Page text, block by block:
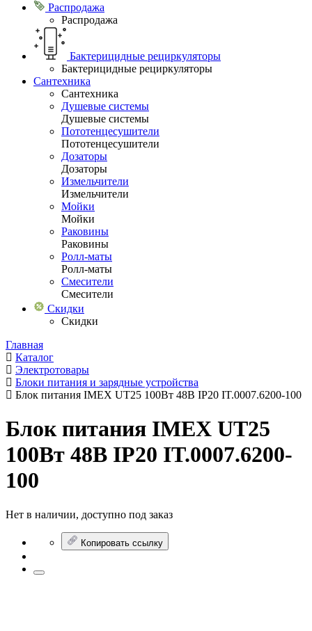
Распродажа
Распродажа
Бактерицидные рециркуляторы
Бактерицидные рециркуляторы
Сантехника
Сантехника
Душевые системы
Душевые системы
Пототенцесушители
Пототенцесушители
Дозаторы
Дозаторы
Измельчители
Измельчители
Мойки
Мойки
Раковины
Раковины
Ролл-маты
Ролл-маты
Смесители
Смесители
Скидки
Скидки
Главная
Каталог
Электротовары
Блоки питания и зарядные устройства
Блок питания IMEX UT25 100Вт 48В IP20 IT.0007.6200-100
Блок питания IMEX UT25
100Вт 48В IP20 IT.0007.6200-
100
Нет в наличии, доступно под заказ
Копировать ссылку